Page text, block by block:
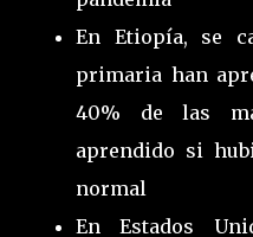
En Etiopía, se
primaria han
40% de las
aprendido si
normal
En Estados